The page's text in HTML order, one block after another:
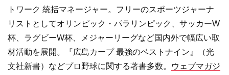
トワーク 統括マネージャー。フリーのスポーツジャーナ
リストとしてオリンピック・パラリンピック、サッカーW
杯、ラグビーW杯、メジャーリーグなど国内外で幅広い取
材活動を展開。『広島カープ 最強のベストナイン』（光
文社新書）などプロ野球に関する著書多数。
ウェブマガジ